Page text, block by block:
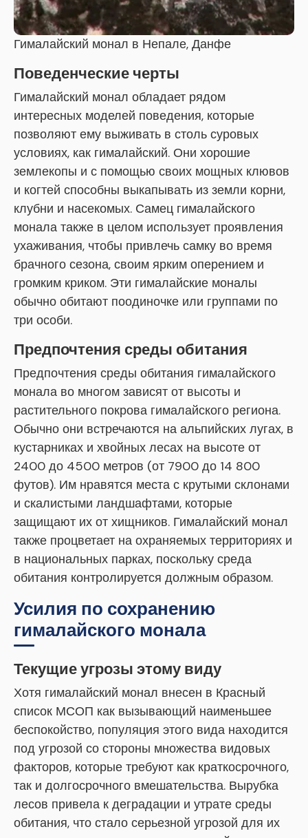
Гималайский монал в Непале, Данфе
Поведенческие черты
Гималайский монал обладает рядом
интересных моделей поведения, которые
позволяют ему выживать в столь суровых
условиях, как гималайский. Они хорошие
землекопы и с помощью своих мощных клювов
и когтей способны выкапывать из земли корни,
клубни и насекомых. Самец гималайского
монала также в целом использует проявления
ухаживания, чтобы привлечь самку во время
брачного сезона, своим ярким оперением и
громким криком. Эти гималайские моналы
обычно обитают поодиночке или группами по
три особи.
Предпочтения среды обитания
Предпочтения среды обитания гималайского
монала во многом зависят от высоты и
растительного покрова гималайского региона.
Обычно они встречаются на альпийских лугах, в
кустарниках и хвойных лесах на высоте от
2400 до 4500 метров (от 7900 до 14 800
футов). Им нравятся места с крутыми склонами
и скалистыми ландшафтами, которые
защищают их от хищников. Гималайский монал
также процветает на охраняемых территориях и
в национальных парках, поскольку среда
обитания контролируется должным образом.
Усилия по сохранению
гималайского монала
Текущие угрозы этому виду
Хотя гималайский монал внесен в Красный
список МСОП как вызывающий наименьшее
беспокойство, популяция этого вида находится
под угрозой со стороны множества видовых
факторов, которые требуют как краткосрочного,
так и долгосрочного вмешательства. Вырубка
лесов привела к деградации и утрате среды
обитания, что стало серьезной угрозой для их